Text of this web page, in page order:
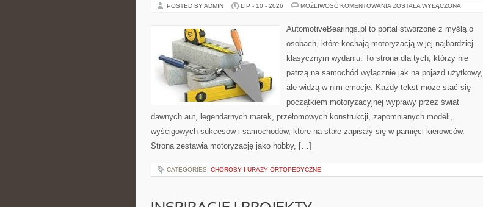
POSTED BY ADMIN LIP - 10 - 2026 MOŻLIWOŚĆ KOMENTOWANIA TECHNIKA
ZOSTAŁA WYŁĄCZONA
AutomotiveBearings.pl to portal stworzone z myślą o
osobach, które kochają motoryzacją w jej najbardziej
klasycznym wydaniu. To strona dla tych, którzy nie
patrzą na samochód wyłącznie jak na pojazd użytkowy,
ale widzą w nim emocje. Każdy tekst może stać się
początkiem motoryzacyjnej wyprawy przez świat
dawnych aut, legendarnych marek, przełomowych konstrukcji, zapomnianych modeli,
wyścigowych sukcesów i samochodów, które na stałe zapisały się w pamięci kierowców.
Strona zestawia motoryzację jako hobby, […]
CATEGORIES: CHOROBY I URAZY ORTOPEDYCZNE